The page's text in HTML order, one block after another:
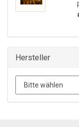
Hersteller